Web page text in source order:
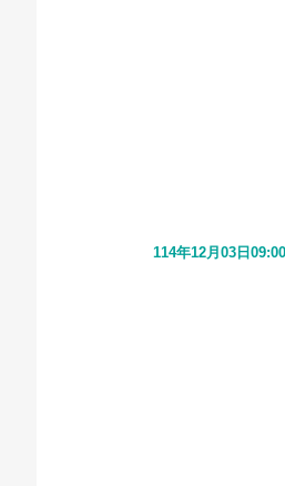
114年12月03日